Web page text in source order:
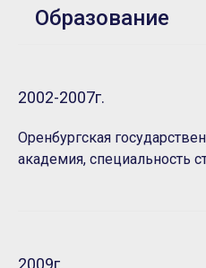
Образование
2002-2007г.
Оренбургская
академия, специальность
2009г.